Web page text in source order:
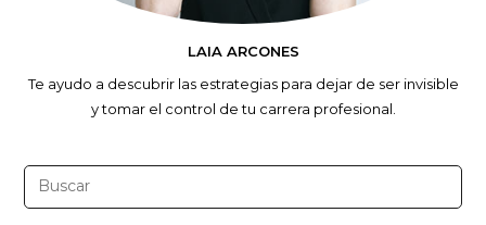
LAIA ARCONES
Te ayudo a descubrir las estrategias para dejar de ser invisible
y tomar el control de tu carrera profesional.